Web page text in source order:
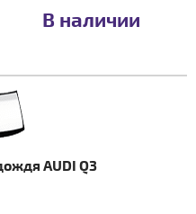
В наличии
AUDI Q3